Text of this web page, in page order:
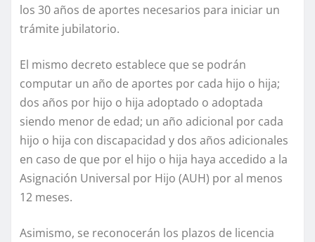
los 30 años de aportes necesarios para iniciar un
trámite jubilatorio.
El mismo decreto establece que se podrán
computar un año de aportes por cada hijo o hija;
dos años por hijo o hija adoptado o adoptada
siendo menor de edad; un año adicional por cada
hijo o hija con discapacidad y dos años adicionales
en caso de que por el hijo o hija haya accedido a la
Asignación Universal por Hijo (AUH) por al menos
12 meses.
Asimismo, se reconocerán los plazos de licencia